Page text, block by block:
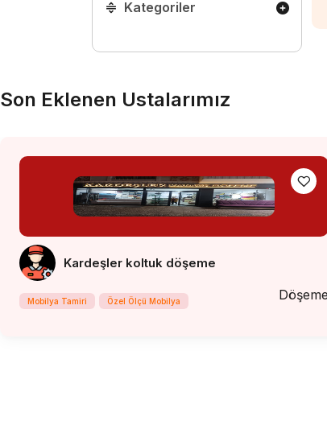
Kategoriler
Son Eklenen Ustalarımız
Kardeşler koltuk döşeme
Mobilya Tamiri Özel Ölçü Mobilya Döşeme